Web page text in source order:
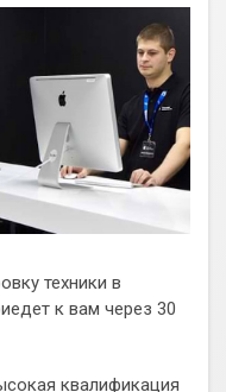
техники в
к вам через 30
квалификация